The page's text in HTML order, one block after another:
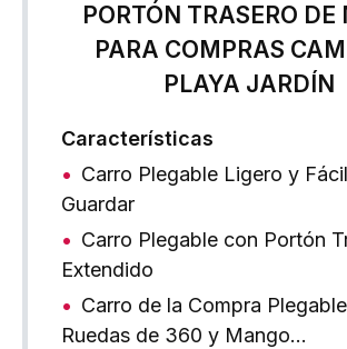
PORTÓN TRASERO DE
PARA COMPRAS
PLAYA JARDÍN
Características
Carro Plegable Ligero y
Guardar
Carro Plegable con Portón
Extendido
Carro de la Compra
Ruedas de 360 y Mango…